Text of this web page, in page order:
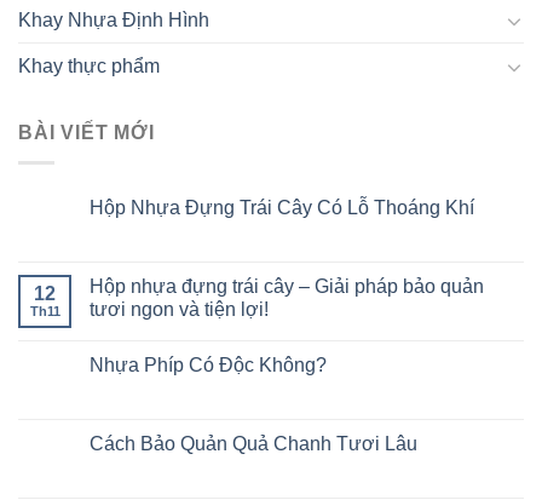
Khay Nhựa Định Hình
Khay thực phẩm
BÀI VIẾT MỚI
Hộp Nhựa Đựng Trái Cây Có Lỗ Thoáng Khí
12
Th11
Hộp nhựa đựng trái cây – Giải pháp bảo quản
tươi ngon và tiện lợi!
Nhựa Phíp Có Độc Không?
Cách Bảo Quản Quả Chanh Tươi Lâu